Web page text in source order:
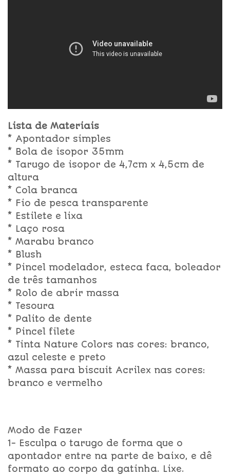
Lista de Materiais
* Apontador simples
* Bola de isopor 35mm
* Tarugo de isopor de 4,7cm x 4,5cm de
altura
* Cola branca
* Fio de pesca transparente
* Estilete e lixa
* Laço rosa
* Marabu branco
* Blush
* Pincel modelador, esteca faca, boleador
de três tamanhos
* Rolo de abrir massa
* Tesoura
* Palito de dente
* Pincel filete
* Tinta Nature Colors nas cores: branco,
azul celeste e preto
* Massa para biscuit Acrilex nas cores:
branco e vermelho
Modo de Fazer
1- Esculpa o tarugo de forma que o
apontador entre na parte de baixo, e dê
formato ao corpo da gatinha. Lixe.